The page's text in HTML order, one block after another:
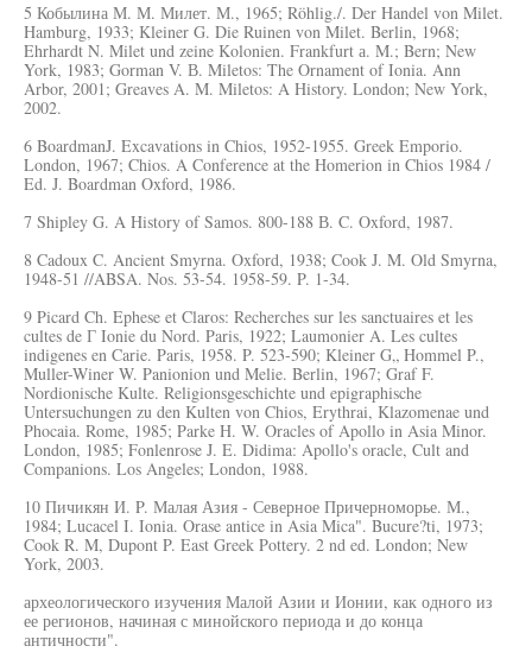
5 Кобылина М. М. Милет. М., 1965; Röhlig./. Der Handel von Milet.
Hamburg, 1933; Kleiner G. Die Ruinen von Milet. Berlin, 1968;
Ehrhardt N. Milet und zeine Kolonien. Frankfurt а. M.; Bern; New
York, 1983; Gorman V. В. Miletos: The Ornament of Ionia. Ann
Arbor, 2001; Greaves A. M. Miletos: A History. London; New York,
2002.
6 BoardmanJ. Excavations in Chios, 1952-1955. Greek Emporio.
London, 1967; Chios. A Conference at the Homerion in Chios 1984 /
Ed. J. Boardman Oxford, 1986.
7 Shipley G. A History of Samos. 800-188 В. C. Oxford, 1987.
8 Cadoux C. Ancient Smyrna. Oxford, 1938; Cook J. M. Old Smyrna,
1948-51 //ABSA. Nos. 53-54. 1958-59. P. 1-34.
9 Picard Ch. Ephese et Claros: Recherches sur les sanctuaires et les
cultes de Г Ionie du Nord. Paris, 1922; Laumonier A. Les cultes
indigenes en Carie. Paris, 1958. P. 523-590; Kleiner G„ Hommel P.,
Muller-Winer W. Panionion und Melie. Berlin, 1967; Graf F.
Nordionische Kulte. Religionsgeschichte und epigraphische
Untersuchungen zu den Kulten von Chios, Erythrai, Klazomenae und
Phocaia. Rome, 1985; Parke H. W. Oracles of Apollo in Asia Minor.
London, 1985; Fonlenrose J. E. Didima: Apollo's oracle, Cult and
Companions. Los Angeles; London, 1988.
10 Пичикян И. P. Малая Азия - Северное Причерноморье. М.,
1984; Lucacel I. Ionia. Orase antice in Asia Mica". Bucure?ti, 1973;
Cook R. M, Dupont P. East Greek Pottery. 2 nd ed. London; New
York, 2003.
археологического изучения Малой Азии и Ионии, как одного из
ее регионов, начиная с минойского периода и до конца
античности".